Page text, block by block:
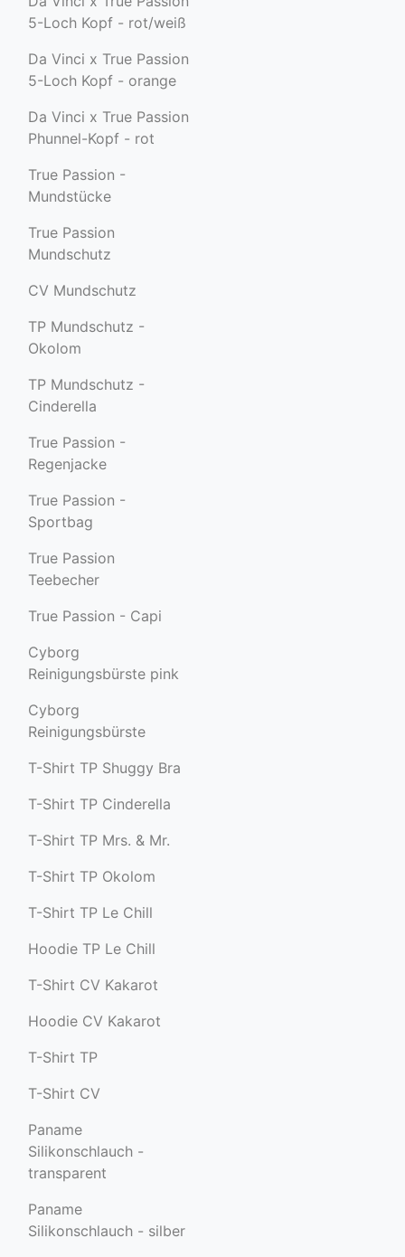
5-Loch Kopf - rot/weiß
Da Vinci x True Passion
5-Loch Kopf - orange
Da Vinci x True Passion
Phunnel-Kopf - rot
True Passion -
Mundstücke
True Passion
Mundschutz
CV Mundschutz
TP Mundschutz -
Okolom
TP Mundschutz -
Cinderella
True Passion -
Regenjacke
True Passion -
Sportbag
True Passion
Teebecher
True Passion - Capi
Cyborg
Reinigungsbürste pink
Cyborg
Reinigungsbürste
T-Shirt TP Shuggy Bra
T-Shirt TP Cinderella
T-Shirt TP Mrs. & Mr.
T-Shirt TP Okolom
T-Shirt TP Le Chill
Hoodie TP Le Chill
T-Shirt CV Kakarot
Hoodie CV Kakarot
T-Shirt TP
T-Shirt CV
Paname
Silikonschlauch -
transparent
Paname
Silikonschlauch - silber